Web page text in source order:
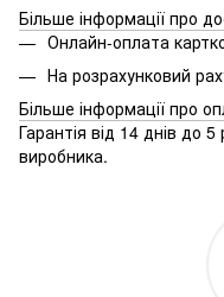
Більше інформації про
Онлайн-оплата
На розрахунковий
Більше інформації про
Гарантія від 14 днів до 5
виробника.